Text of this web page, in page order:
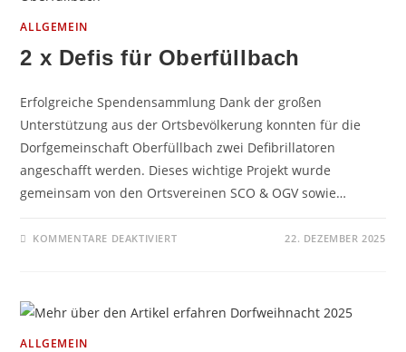
ALLGEMEIN
2 x Defis für Oberfüllbach
Erfolgreiche Spendensammlung Dank der großen
Unterstützung aus der Ortsbevölkerung konnten für die
Dorfgemeinschaft Oberfüllbach zwei Defibrillatoren
angeschafft werden. Dieses wichtige Projekt wurde
gemeinsam von den Ortsvereinen SCO & OGV sowie…
KOMMENTARE DEAKTIVIERTFÜR 22. DEZEMBER 2025
ALLGEMEIN